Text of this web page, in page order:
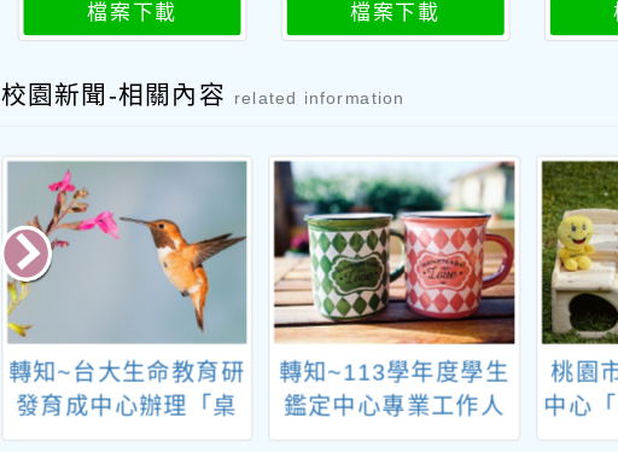
檔案下載 檔案下載
校園新聞-相關內容 related information
轉知~台大生命教育研
發育成中心辦理「桌
遊中的生命教育-從情
轉知~113學年度學生
鑑定中心專業工作人
員第二次遴選簡章及
桃園
中心
資訊